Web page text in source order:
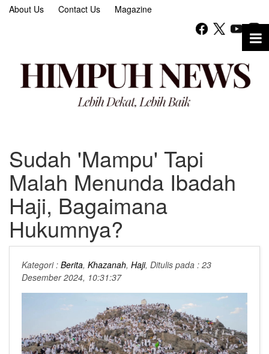
About Us Contact Us Magazine
Sudah 'Mampu' Tapi
Malah Menunda Ibadah
Haji, Bagaimana
Hukumnya?
Kategori : Berita, Khazanah, Haji, Ditulis pada : 23
Desember 2024, 10:31:37